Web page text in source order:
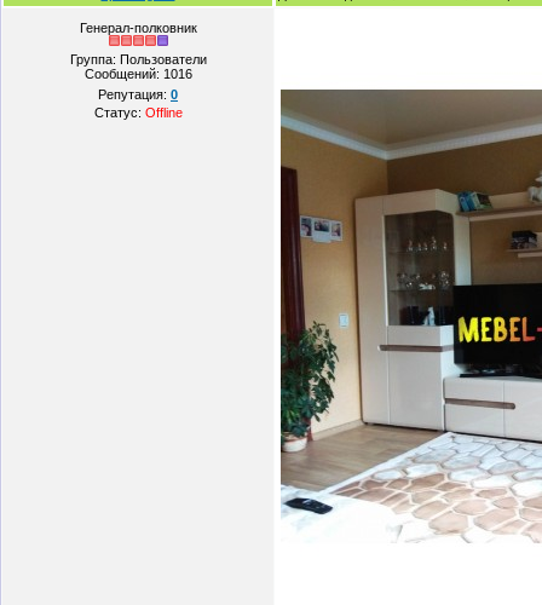
Генерал-полковник
Группа: Пользователи
Сообщений: 1016
Репутация: 0
Статус: Offline